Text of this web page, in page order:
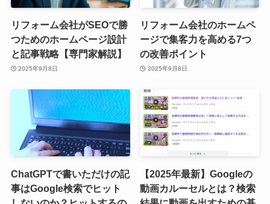
リフォーム会社がSEOで勝
つためのホームページ設計
と記事戦略【専門家解説】
2025年9月8日
リフォーム会社のホームペ
ージで集客力を高める7つ
の改善ポイント
2025年9月8日
ChatGPTで書いただけの記
事はGoogle検索でヒット
【2025年最新】Googleの
動画カルーセルとは？検索